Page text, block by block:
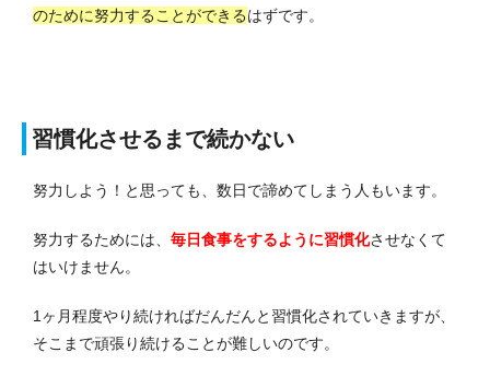
のために努力することができるはずです。
習慣化させるまで続かない
努力しよう！と思っても、数日で諦めてしまう人もいます。
努力するためには、 毎日食事をするように習慣化させなくて
はいけません。
1ヶ月程度やり続ければだんだんと習慣化されていきますが、
そこまで頑張り続けることが難しいのです。